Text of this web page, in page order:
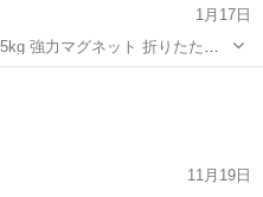
1月17日
強力マグネット 折りたたみ
ット ーーーーーーーーーーー
11月19日